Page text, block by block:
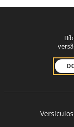
Versículos